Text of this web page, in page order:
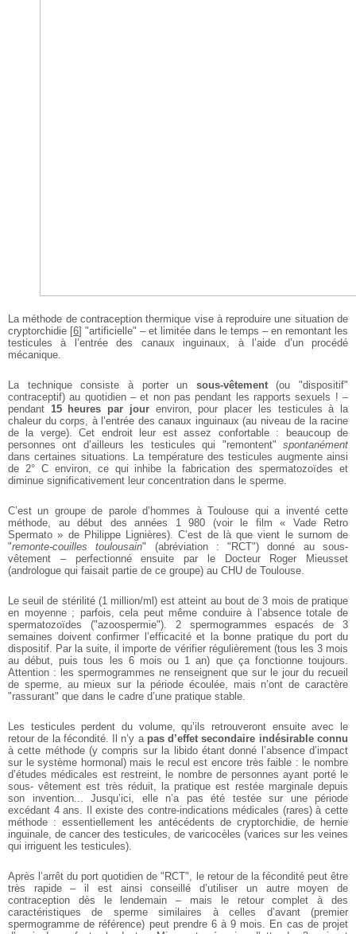
La méthode de contraception thermique vise à reproduire une situation de
cryptorchidie [6] "artificielle" – et limitée dans le temps – en remontant les
testicules à l’entrée des canaux inguinaux, à l’aide d’un procédé
mécanique.
La technique consiste à porter un sous-vêtement(ou "dispositif"
contraceptif) au quotidien – et non pas pendant les rapports sexuels ! –
pendant 15 heures par jour environ, pour placer les testicules à la
chaleur du corps, à l’entrée des canaux inguinaux (au niveau de la racine
de la verge). Cet endroit leur est assez confortable : beaucoup de
personnes ont d’ailleurs les testicules qui "remontent" spontanément
dans certaines situations. La température des testicules augmente ainsi
de 2° C environ, ce qui inhibe la fabrication des spermatozoïdes et
diminue significativement leur concentration dans le sperme.
C’est un groupe de parole d’hommes à Toulouse qui a inventé cette
méthode, au début des années 1 980 (voir le film « Vade Retro
Spermato » de Philippe Lignières). C’est de là que vient le surnom de
"remonte-couilles toulousain" (abréviation : "RCT") donné au sous-
vêtement – perfectionné ensuite par le Docteur Roger Mieusset
(andrologue qui faisait partie de ce groupe) au CHU de Toulouse.
Le seuil de stérilité (1 million/ml) est atteint au bout de 3 mois de pratique
en moyenne ; parfois, cela peut même conduire à l’absence totale de
spermatozoïdes ("azoospermie"). 2 spermogrammes espacés de 3
semaines doivent confirmer l’efficacité et la bonne pratique du port du
dispositif. Par la suite, il importe de vérifier régulièrement (tous les 3 mois
au début, puis tous les 6 mois ou 1 an) que ça fonctionne toujours.
Attention : les spermogrammes ne renseignent que sur le jour du recueil
de sperme, au mieux sur la période écoulée, mais n’ont de caractère
"rassurant" que dans le cadre d’une pratique stable.
Les testicules perdent du volume, qu’ils retrouveront ensuite avec le
retour de la fécondité. Il n’y a pas d’effet secondaire indésirable connu
à cette méthode (y compris sur la libido étant donné l’absence d’impact
sur le système hormonal) mais le recul est encore très faible : le nombre
d’études médicales est restreint, le nombre de personnes ayant porté le
sous- vêtement est très réduit, la pratique est restée marginale depuis
son invention... Jusqu’ici, elle n’a pas été testée sur une période
excédant 4 ans. Il existe des contre-indications médicales (rares) à cette
méthode : essentiellement les antécédents de cryptorchidie, de hernie
inguinale, de cancer des testicules, de varicocèles (varices sur les veines
qui irriguent les testicules).
Après l’arrêt du port quotidien de "RCT", le retour de la fécondité peut être
très rapide – il est ainsi conseillé d’utiliser un autre moyen de
contraception dès le lendemain – mais le retour complet à des
caractéristiques de sperme similaires à celles d’avant (premier
spermogramme de référence) peut prendre 6 à 9 mois. En cas de projet